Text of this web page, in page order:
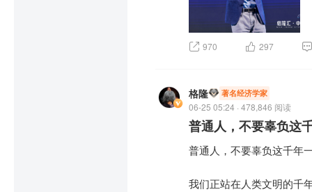
970 297
格隆 著名经济学家
06-25 05:24 · 478,846 阅读
普通人，不要辜负这
普通人，不要辜负这千年
我们正站在人类文明的千